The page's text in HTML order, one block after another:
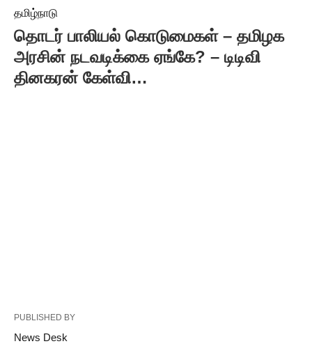
தமிழ்நாடு
தொடர் பாலியல் கொடுமைகள் – தமிழக
அரசின் நடவடிக்கை ஏங்கே? – டிடிவி
தினகரன் கேள்வி…
PUBLISHED BY
News Desk